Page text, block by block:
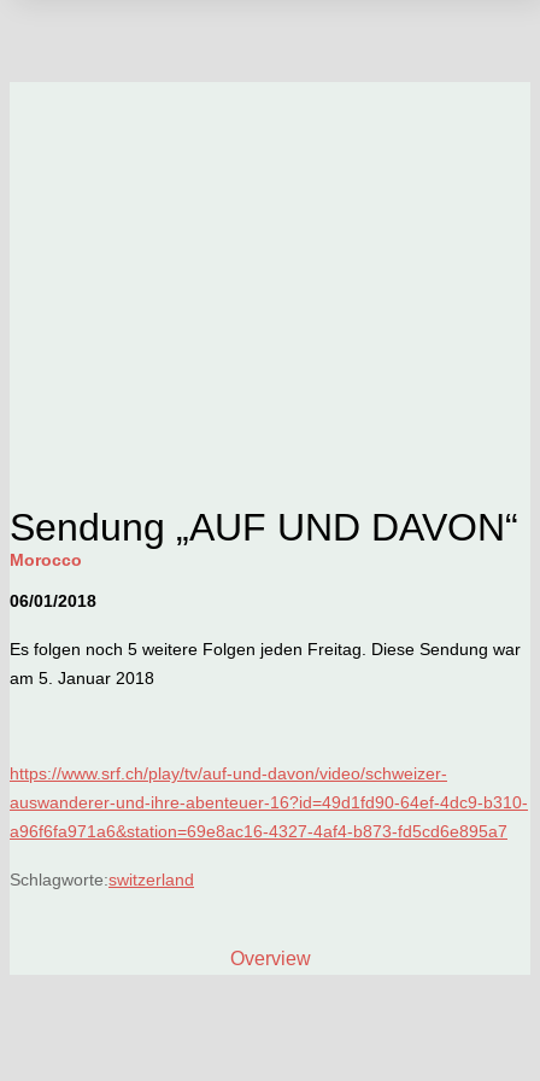
Sendung „AUF UND DAVON“
Morocco
06/01/2018
Es folgen noch 5 weitere Folgen jeden Freitag. Diese Sendung war
am 5. Januar 2018
https://www.srf.ch/play/tv/auf-und-davon/video/schweizer-
auswanderer-und-ihre-abenteuer-16?id=49d1fd90-64ef-4dc9-b310-
a96f6fa971a6&station=69e8ac16-4327-4af4-b873-fd5cd6e895a7
Schlagworte:switzerland
Overview